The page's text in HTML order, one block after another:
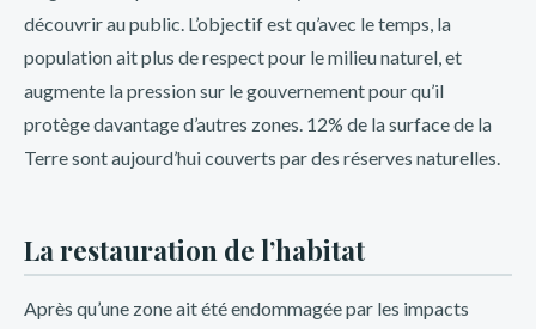
découvrir au public. L’objectif est qu’avec le temps, la
population ait plus de respect pour le milieu naturel, et
augmente la pression sur le gouvernement pour qu’il
protège davantage d’autres zones. 12% de la surface de la
Terre sont aujourd’hui couverts par des réserves naturelles.
promociones exclusivas para
ti
La restauration de l’habitat
Après qu’une zone ait été endommagée par les impacts